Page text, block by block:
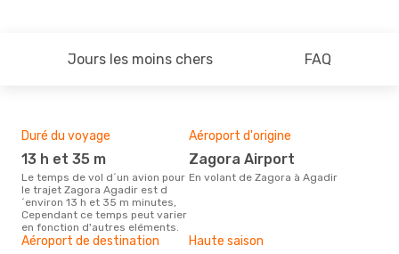
Jours les moins chers FAQ
Duré du voyage
13 h et 35 m
Le temps de vol d´un avion pour
le trajet Zagora Agadir est d
´environ 13 h et 35 m minutes,
Cependant ce temps peut varier
en fonction d'autres eléments.
Aéroport d'origine
Zagora Airport
En volant de Zagora à Agadir
Aéroport de destination Haute saison